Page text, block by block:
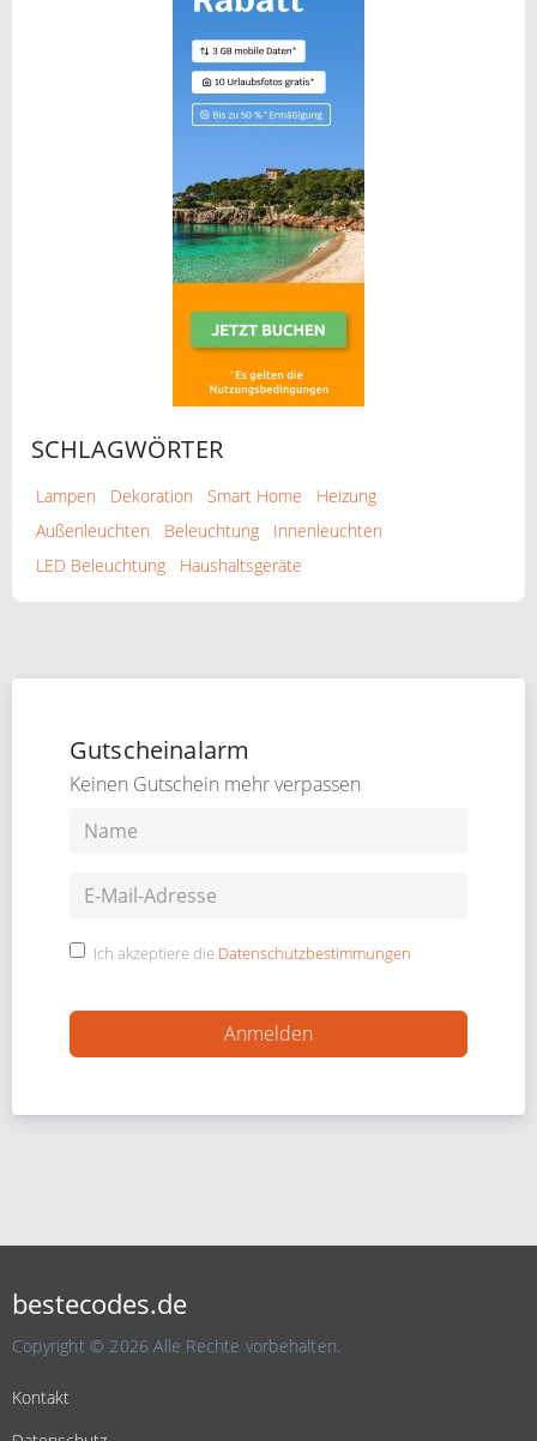
SCHLAGWÖRTER
Lampen Dekoration Smart Home
Heizung
Außenleuchten
Beleuchtung
Innenleuchten
LED Beleuchtung
Haushaltsgeräte
Gutscheinalarm
Keinen Gutschein mehr verpassen
Ich akzeptiere die Datenschutzbestimmungen
bestecodes.de
Copyright © 2026 Alle Rechte vorbehalten.
Kontakt